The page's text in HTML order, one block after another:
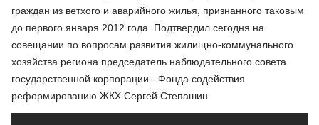
граждан из ветхого и аварийного жилья, признанного таковым
до первого января 2012 года. Подтвердил сегодня на
совещании по вопросам развития жилищно-коммунального
хозяйства региона председатель наблюдательного совета
государственной корпорации - Фонда содействия
реформированию ЖКХ Сергей Степашин.